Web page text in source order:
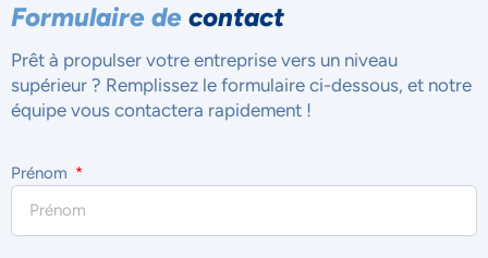
Formulaire de contact
Prêt à propulser votre entreprise vers un niveau
supérieur ? Remplissez le formulaire ci-dessous, et notre
équipe vous contactera rapidement !
Prénom